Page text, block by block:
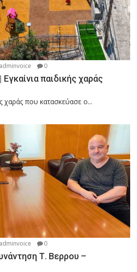
adminvoice 0
παιδικής χαράς
χαράς που κατασκεύασε ο...
adminvoice 0
Τ. Βερρου –